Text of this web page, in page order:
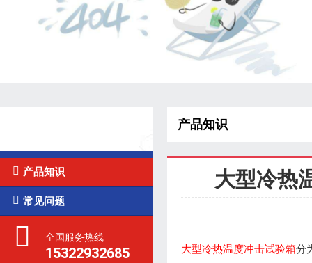
 产品知识
 常见问题
全国服务热线
15322932685
产品知识
大型冷热
大型冷热温度冲击试验箱分